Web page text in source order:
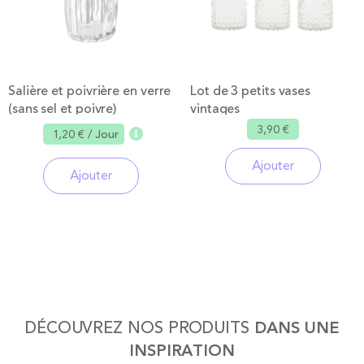
Salière et poivrière en verre
(sans sel et poivre)
1,20 €/ Jour
Ajouter
Lot de 3 petits vases
vintages
3,90 €
Ajouter
DÉCOUVREZ NOS PRODUITS DANS UNE
INSPIRATION